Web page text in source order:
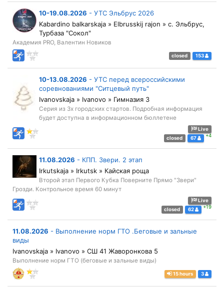
10-19.08.2026 - УТС Эльбрус 2026
Kabardino balkarskaja » Elbrusskij rajon » с. Эльбрус,
Турбаза "Сокол"
Академия PRO, Валентин Новиков
closed 153
10-13.08.2026 - УТС перед всероссийскими
соревнованиями "Ситцевый путь"
Ivanovskaja » Ivanovo » Гимназия 3
Серия из 3х городских стартов. Подробная информация
будет доступна в информационном бюллетене
Live
closed
67 +4
11.08.2026 - КПП. Звери. 2 этап
Irkutskaja » Irkutsk » Кайская роща
Второй этап Первого Кубка Поверните Прямо "Звери"
Грозди. Контрольное время 60 минут
Live
closed
62 +19
11.08.2026 - Выполнение норм ГТО .Беговые и зальные
виды
Ivanovskaja » Ivanovo » СШ 41 Жаворонкова 5
Выполнение норм ГТО (беговые и зальные виды)
15 hours 3